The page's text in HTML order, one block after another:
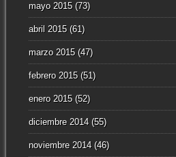
mayo 2015(73)
abril 2015(61)
marzo 2015(47)
febrero 2015(51)
enero 2015(52)
diciembre 2014(55)
noviembre 2014(46)